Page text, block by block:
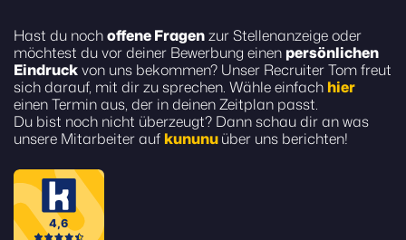
Hast du nochoffene Fragenzur Stellenanzeige oder
möchtest du vor deiner Bewerbung einen persönlichen
Eindruckvon uns bekommen? Unser Recruiter Tom freut
sich darauf, mit dir zu sprechen. Wähle einfach hier
einen Termin aus, der in deinen Zeitplan passt.
Du bist noch nicht überzeugt? Dann schau dir an was
unsere Mitarbeiter auf kununuüber uns berichten!